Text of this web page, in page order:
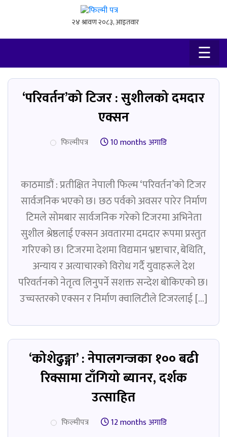
☰
‘परिवर्तन’को टिजर : सुशीलको दमदार
एक्सन
फिल्मीपत्र 10 months अगाडि
काठमाडौं : प्रतीक्षित नेपाली फिल्म ‘परिवर्तन’को टिजर
सार्वजनिक भएको छ। छठ पर्वको अवसर पारेर निर्माण
टिमले सोमबार सार्वजनिक गरेको टिजरमा अभिनेता
सुशील श्रेष्ठलाई एक्सन अवतारमा दमदार रूपमा प्रस्तुत
गरिएको छ। टिजरमा देशमा विद्यमान भ्रष्टाचार, बेथिति,
अन्याय र अत्याचारको विरोध गर्दै युवाहरूले देश
परिवर्तनको नेतृत्व लिनुपर्ने सशक्त सन्देश बोकिएको छ।
उच्चस्तरको एक्सन र निर्माण क्वालिटीले टिजरलाई […]
‘कोशेढुङ्गा’ : नेपालगन्जका १०० बढी
रिक्सामा टाँगियो ब्यानर, दर्शक
उत्साहित
फिल्मीपत्र 12 months अगाडि